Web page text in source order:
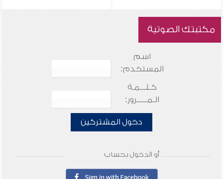
مكتبتك الصوتية
اسم
المستخدم:
كـلـــمـة
الـمـــــرور:
دخول المشتركين
أو الدخول بحساب